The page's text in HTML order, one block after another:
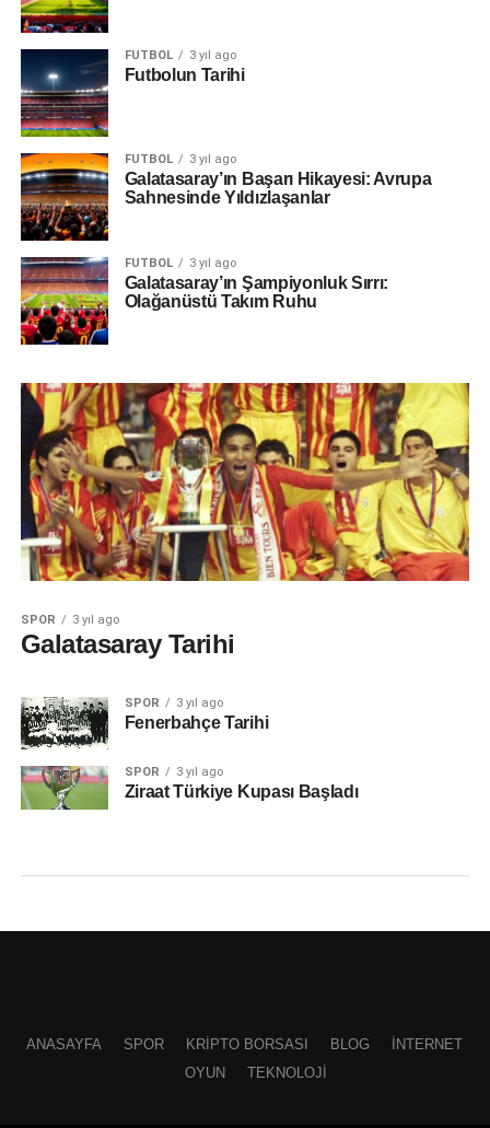
FUTBOL 3 yıl ago
Futbolun Tarihi
FUTBOL 3 yıl ago
Galatasaray’ın Başarı Hikayesi: Avrupa
Sahnesinde Yıldızlaşanlar
FUTBOL 3 yıl ago
Galatasaray’ın Şampiyonluk Sırrı:
Olağanüstü Takım Ruhu
SPOR 3 yıl ago
Galatasaray Tarihi
SPOR 3 yıl ago
Fenerbahçe Tarihi
SPOR 3 yıl ago
Ziraat Türkiye Kupası Başladı
ANASAYFA SPOR KRIPTO BORSASI BLOG
İNTERNET
OYUN
TEKNOLOJI